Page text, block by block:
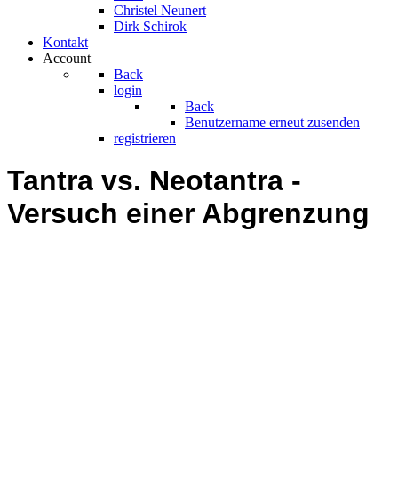
Christel Neunert
Dirk Schirok
Kontakt
Account
Back
login
Back
Benutzername erneut zusenden
registrieren
Tantra vs. Neotantra -
Versuch einer Abgrenzung